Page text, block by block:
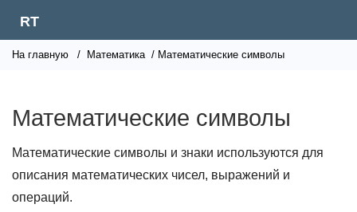
RT
На главную / Математика / Математические символы
Математические символы
Математические символы и знаки используются для
описания математических чисел, выражений и
операций.